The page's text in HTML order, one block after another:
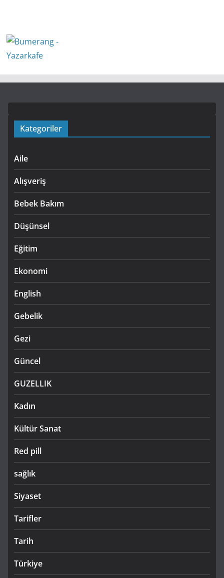
Kategoriler
Aile
Alışveriş
Bebek Bakım
Düşünsel
Eğitim
Ekonomi
English
Gebelik
Gezi
Güncel
GUZELLIK
Kadın
Kültür Sanat
Red pill
sağlık
Siyaset
Tarifler
Tarih
Türkiye